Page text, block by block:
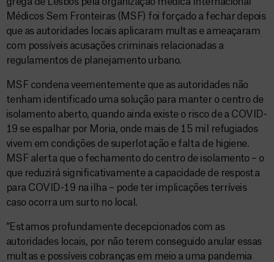
Médicos Sem Fronteiras (MSF) foi forçado a fechar depois
que as autoridades locais aplicaram multas e ameaçaram
com possíveis acusações criminais relacionadas a
regulamentos de planejamento urbano.
MSF condena veementemente que as autoridades não
tenham identificado uma solução para manter o centro de
isolamento aberto, quando ainda existe o risco de a COVID-
19 se espalhar por Moria, onde mais de 15 mil refugiados
vivem em condições de superlotação e falta de higiene.
MSF alerta que o fechamento do centro de isolamento – o
que reduzirá significativamente a capacidade de resposta
para COVID-19 na ilha – pode ter implicações terríveis
caso ocorra um surto no local.
“Estamos profundamente decepcionados com as
autoridades locais, por não terem conseguido anular essas
multas e possíveis cobranças em meio a uma pandemia